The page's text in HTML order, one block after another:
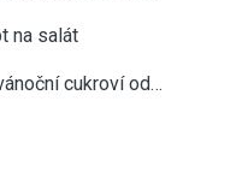
na salát
cukroví od…